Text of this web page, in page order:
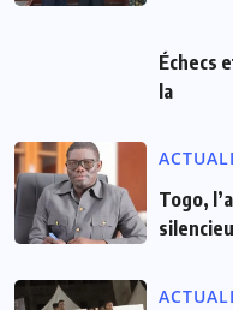
Échecs
la
Togo,